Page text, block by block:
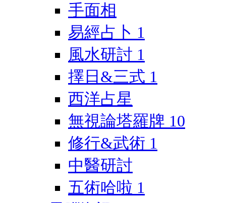
手面相
易經占卜 1
風水研討 1
擇日&三式 1
西洋占星
無視論塔羅牌 10
修行&武術 1
中醫研討
五術哈啦 1